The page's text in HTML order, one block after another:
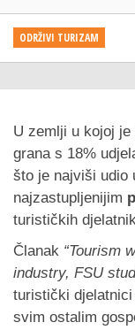
ODRŽIVI TURIZAM
U zemlji u kojoj
grana s 18%
što je najviši udio
najzastupljenijim
turističkih
Članak “Tourism
industry, FSU
turistički
svim ostalim